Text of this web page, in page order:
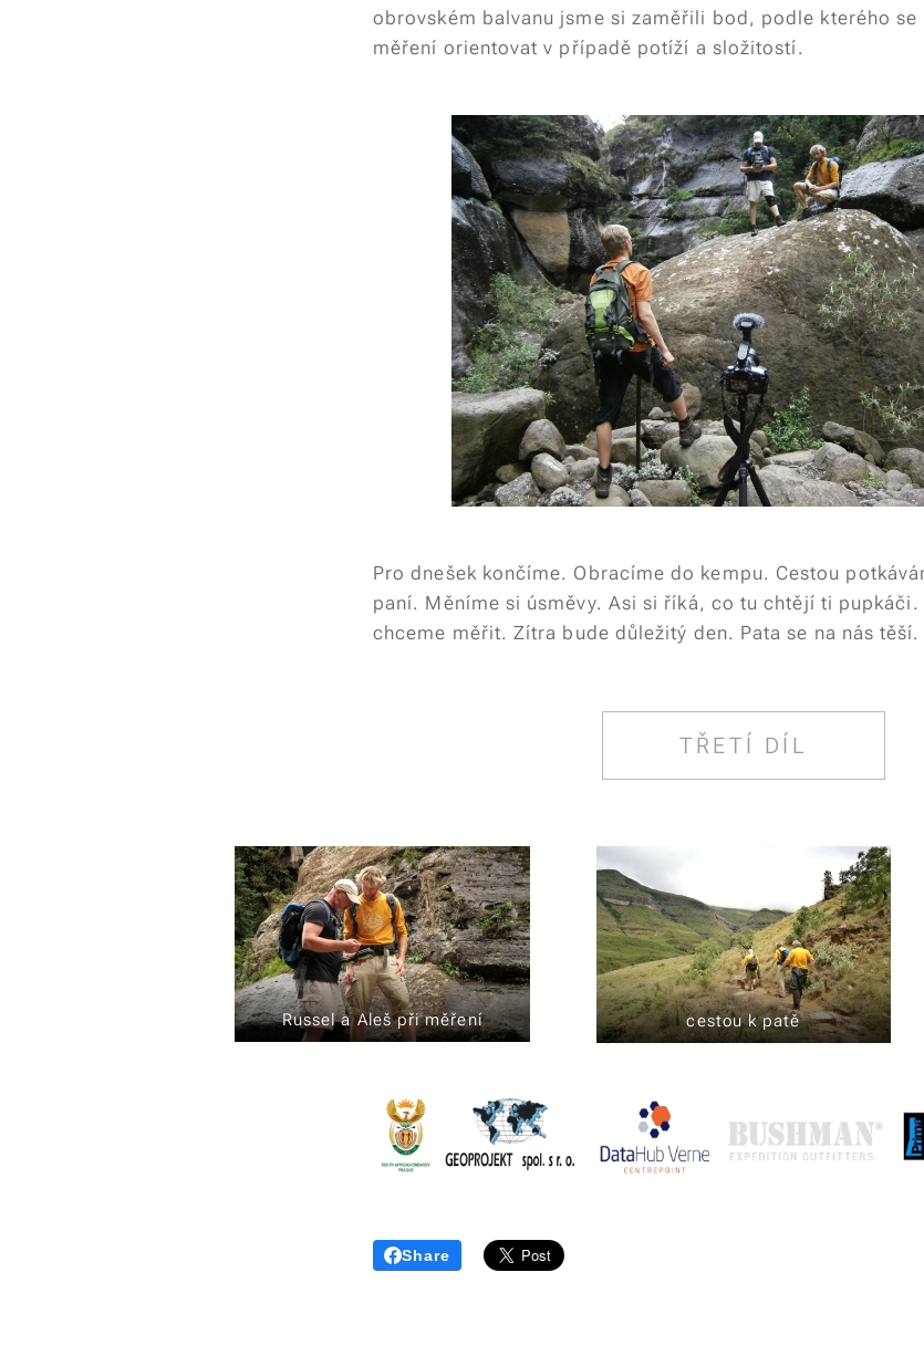
obrovském balvanu jsme si zaměřili bod, podle kterého
měření orientovat v případě potíží a složitostí.
Pro dnešek končíme. Obracíme do kempu. Cestou
paní. Měníme si úsměvy. Asi si říká, co tu chtějí ti pupkáči.
chceme měřit. Zítra bude důležitý den. Pata se na nás těší.
TŘETÍ DÍL
Russel a Aleš při měření cestou k patě
Share